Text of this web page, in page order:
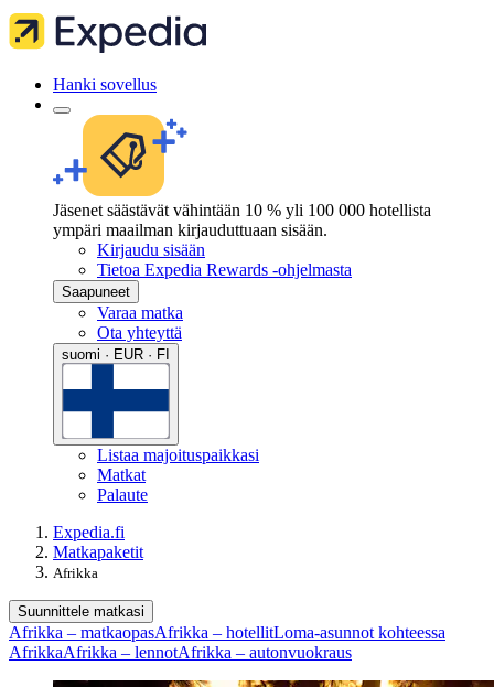
Hanki sovellus
Jäsenet säästävät vähintään 10 % yli 100 000 hotellista
ympäri maailman kirjauduttuaan sisään.
Kirjaudu sisään
Tietoa Expedia Rewards -ohjelmasta
Saapuneet
Varaa matka
Ota yhteyttä
suomi · EUR · FI
Listaa majoituspaikkasi
Matkat
Palaute
Expedia.fi
Matkapaketit
Afrikka
Suunnittele matkasi
Afrikka – matkaopasAfrikka – hotellitLoma-asunnot kohteessa
AfrikkaAfrikka – lennotAfrikka – autonvuokraus